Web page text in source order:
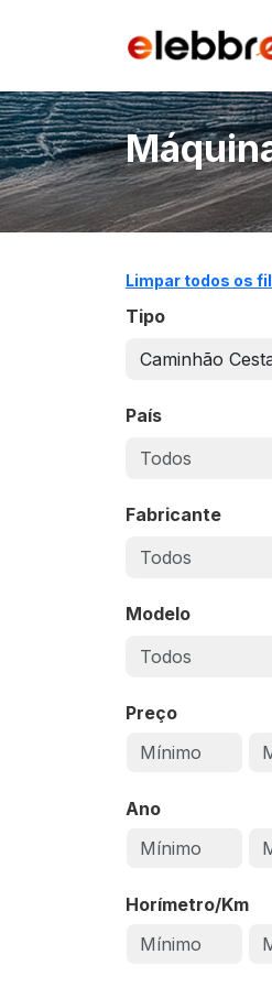
Limpar todos os
Tipo
Caminhão
País
Todos
Fabricante
Todos
Modelo
Todos
Preço
Ano
Horímetro/Km